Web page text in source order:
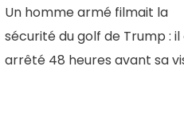
Un homme armé filmait la
sécurité du golf de Trump : il
arrêté 48 heures avant sa